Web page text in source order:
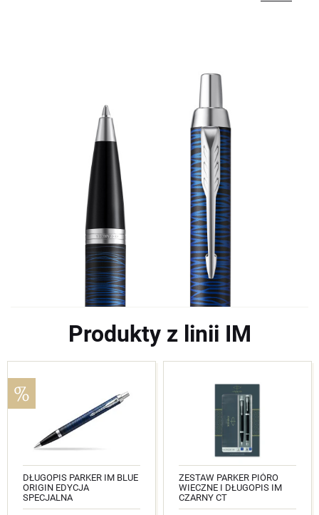
Produkty z linii IM
DŁUGOPIS PARKER IM BLUE
ORIGIN EDYCJA
SPECJALNA
ZESTAW PARKER PIÓRO
WIECZNE I DŁUGOPIS IM
CZARNY CT